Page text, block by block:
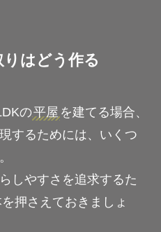
はどう作る
の平屋 を建てる場合、
するためには、いくつ
しやすさを追求するた
押さえておきましょ